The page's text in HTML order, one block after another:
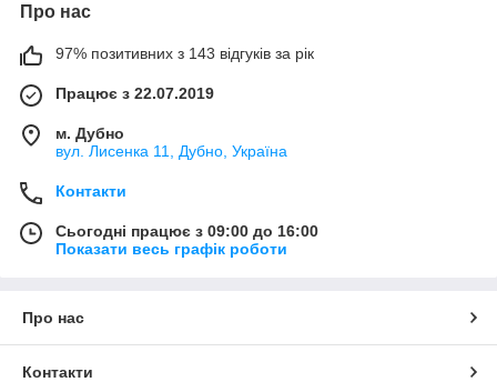
Про нас
97% позитивних з 143 відгуків за рік
Працює з 22.07.2019
м. Дубно
вул. Лисенка 11, Дубно, Україна
Контакти
Сьогодні працює з 09:00 до 16:00
Показати весь графік роботи
Про нас
Контакти